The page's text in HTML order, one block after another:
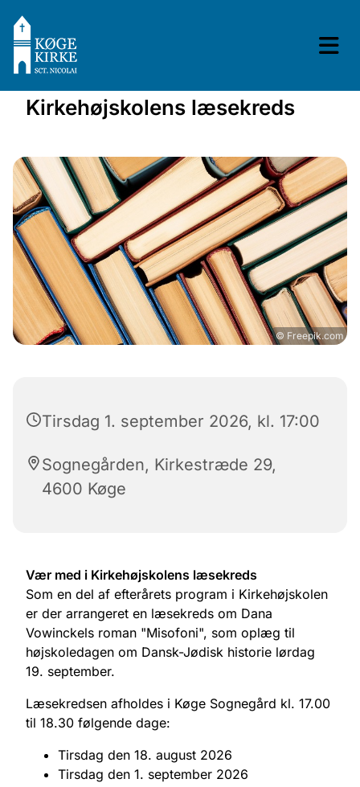
Kirkehøjskolens læsekreds
© Freepik.com
Tirsdag 1. september 2026, kl. 17:00
Sognegården, Kirkestræde 29,
4600 Køge
Vær med i Kirkehøjskolens læsekreds
Som en del af efterårets program i Kirkehøjskolen
er der arrangeret en læsekreds om Dana
Vowinckels roman "Misofoni", som oplæg til
højskoledagen om Dansk-Jødisk historie lørdag
19. september.
Læsekredsen afholdes i Køge Sognegård kl. 17.00
til 18.30 følgende dage:
Tirsdag den 18. august 2026
Tirsdag den 1. september 2026